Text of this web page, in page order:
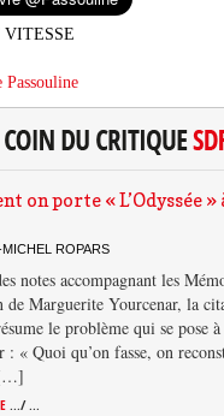
VITESSE
Passouline
on porte « L’Odyssée »
ROPARS
notes accompagnant les
de Marguerite Yourcenar, la
le problème qui se pose
: « Quoi qu’on fasse, on
.../ ...